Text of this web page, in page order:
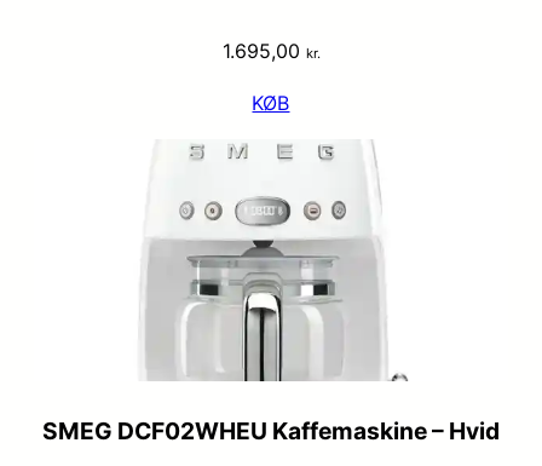
1.695,00 kr.
KØB
SMEG DCF02WHEU Kaffemaskine – Hvid